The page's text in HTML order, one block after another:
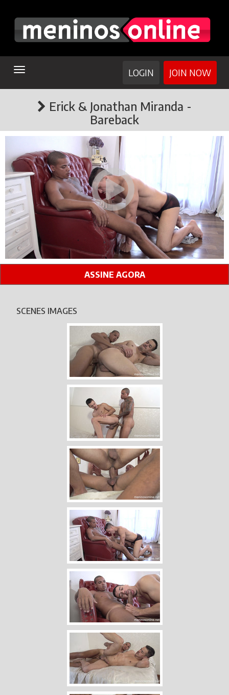
TOGGLE
JOIN NOW
LOGIN
Erick & Jonathan Miranda -
Bareback
ASSINE AGORA
SCENES IMAGES